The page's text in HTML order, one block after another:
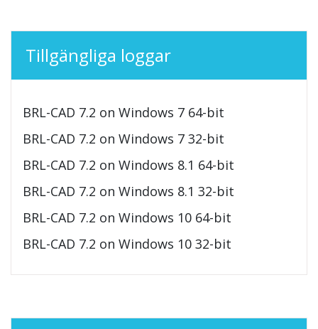
Tillgängliga loggar
BRL-CAD 7.2 on Windows 7 64-bit
BRL-CAD 7.2 on Windows 7 32-bit
BRL-CAD 7.2 on Windows 8.1 64-bit
BRL-CAD 7.2 on Windows 8.1 32-bit
BRL-CAD 7.2 on Windows 10 64-bit
BRL-CAD 7.2 on Windows 10 32-bit